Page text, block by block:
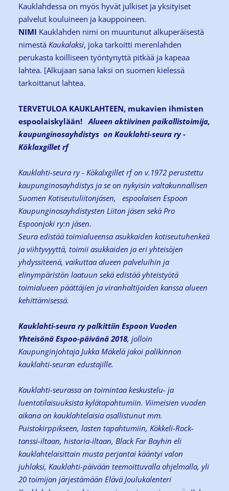
Kauklahdessa on myös hyvät julkiset ja yksityiset
palvelut kouluineen ja kauppoineen.
NIMI Kauklahden nimi on muuntunut alkuperäisestä
nimestä Kaukalaksi, joka tarkoitti merenlahden
perukasta koilliseen työntynyttä pitkää ja kapeaa
lahtea. [Alkujaan sana laksi on suomen kielessä
tarkoittanut lahtea.
TERVETULOA KAUKLAHTEEN, mukavien ihmisten
espoolaiskylään!Alueen aktiivinen paikallistoimija,
kaupunginosayhdistys on Kauklahti-seura ry -
Köklaxgillet rf
Kauklahti-seura ry - Kökalxgillet rf on v.1972 perustettu
kaupunginosayhdistys ja se on nykyisin valtakunnallisen
Suomen Kotiseutuliitonjäsen, espoolaisen Espoon
Kaupunginosayhdistysten Liiton jäsen sekä Pro
Espoonjoki ry:n jäsen.
Seura edistää toimialueensa asukkaiden kotiseutuhenkeä
ja viihtyvyyttä, toimii asukkaiden ja eri yhteisöjen
yhdyssiteenä, vaikuttaa alueen palveluihin ja
elinympäristön laatuun sekä edistää yhteistyötä
toimialueen päättäjien ja viranhaltijoiden kanssa alueen
kehittämisessä.
Kauklahti-seura ry palkittiin Espoon Vuoden
Yhteisönä Espoo-päivänä 2018, jolloin
Kaupunginjohtaja Jukka Mäkelä jakoi palikinnon
kauklahti-seuran edustajille.
Kauklahti-seurassa on toimintaa keskustelu- ja
luentotilaisuuksista kylätapahtumiin. Viimeisien vuoden
aikana on kauklahtelaisia osallistunut mm.
Puistokirppikseen, lasten tapahtumiin, Kökkeli-Rock-
tanssi-iltaan, historia-iltaan, Black Far Bayhin eli
kauklahtelaisittain musta perjantai kääntyi valon
juhlaksi, Kauklahti-päivään teemoittuvalla ohjelmalla, yli
20 toimijan järjestämään Elävä Joulukalenteri